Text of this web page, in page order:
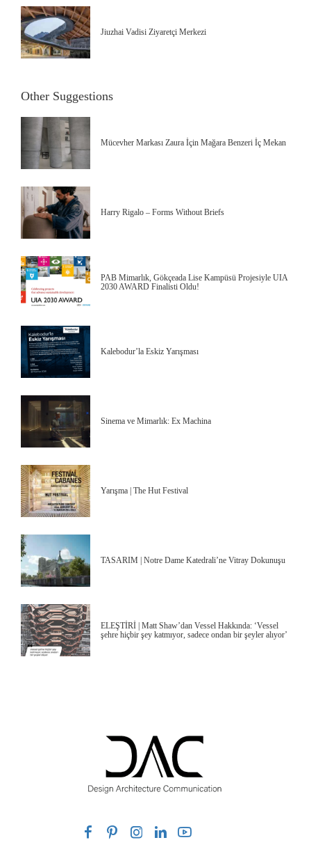
Jiuzhai Vadisi Ziyaretçi Merkezi
Other Suggestions
Mücevher Markası Zaura İçin Mağara Benzeri İç Mekan
Harry Rigalo – Forms Without Briefs
PAB Mimarlık, Gökçeada Lise Kampüsü Projesiyle UIA
2030 AWARD Finalisti Oldu!
Kalebodur’la Eskiz Yarışması
Sinema ve Mimarlık: Ex Machina
Yarışma | The Hut Festival
TASARIM | Notre Dame Katedrali’ne Vitray Dokunuşu
ELEŞTİRİ | Matt Shaw’dan Vessel Hakkında: ‘Vessel
şehre hiçbir şey katmıyor, sadece ondan bir şeyler alıyor’